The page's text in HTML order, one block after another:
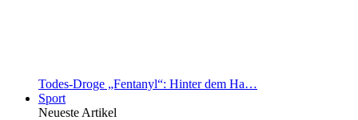
Todes-Droge „Fentanyl“: Hinter dem Ha…
Sport
Neueste Artikel